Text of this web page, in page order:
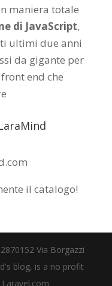
maniera totale
di JavaScript,
ultimi due anni
da gigante per
end che
il catalogo!
Via Borgazzi
blog, is a no profit